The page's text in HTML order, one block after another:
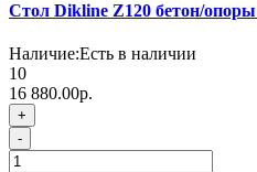
Стол Dikline Z120 бетон/
Наличие:Есть в наличии
10
16 880.00р.
+
-